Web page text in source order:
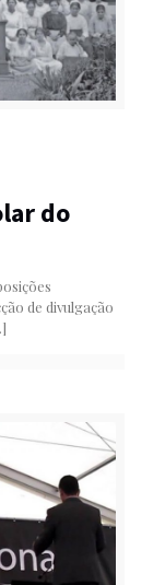
do
de divulgação